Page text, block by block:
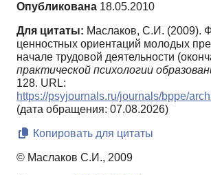
Опубликована 18.05.2010
Для цитаты: Маслаков, С.И. (2009).
ценностных ориентаций молодых
начале трудовой деятельности
практической психологии
128. URL:
https://psyjournals.ru/journals/bppe/
(дата обращения: 07.08.2026)
Копировать для цитаты
© Маслаков С.И., 2009